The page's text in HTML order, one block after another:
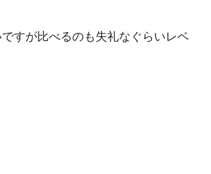
すが比べるのも失礼なぐらいレベ